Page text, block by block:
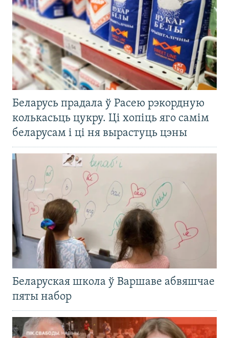
Беларусь прадала ў Расею рэкордную
колькасьць цукру. Ці хопіць яго самім
беларусам і ці ня вырастуць цэны
Беларуская школа ў Варшаве абвяшчае
пяты набор